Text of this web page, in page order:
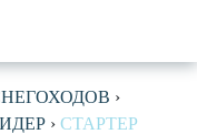
›
› СТАРТЕР